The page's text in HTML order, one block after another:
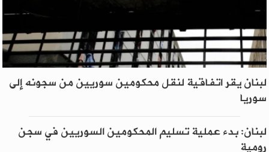
لبنان يقر اتفاقية لنقل محكومين سوريين من سجونه إلى
سوريا
لبنان: بدء عملية تسليم المحكومين السوريين في سجن